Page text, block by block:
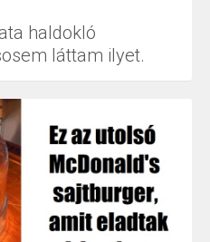
haldokló
láttam ilyet.